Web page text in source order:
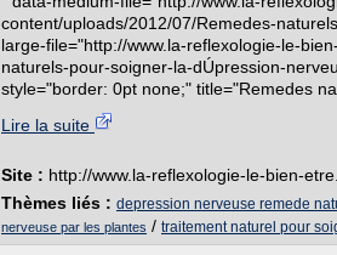
content/uploads/2012/07/Remedes-
large-file="http://www.la-reflexologie-le-
naturels-pour-soigner-la-dÚpression-
style="border: 0pt none;" title="Remedes
Lire la suite
Site : http://www.la-reflexologie-le-bien-
Thèmes liés : depression nerveuse remede
nerveuse par les plantes / traitement naturel pour